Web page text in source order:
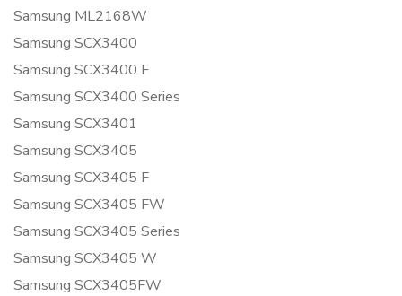
Samsung ML2168W
Samsung SCX3400
Samsung SCX3400 F
Samsung SCX3400 Series
Samsung SCX3401
Samsung SCX3405
Samsung SCX3405 F
Samsung SCX3405 FW
Samsung SCX3405 Series
Samsung SCX3405 W
Samsung SCX3405FW